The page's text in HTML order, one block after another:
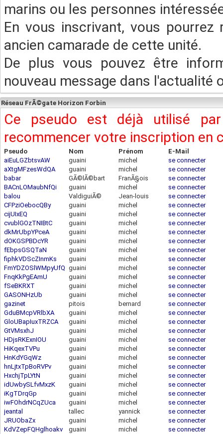
marins ou les personnes
En vous inscrivant, vous
ancien camarade de cette unité.
De plus vous pouvez être
nouveau message dans l'actualité
Réseau FrÃ©gate Horizon Forbin
Ce pseudo est déjà utilisé
recommencer votre inscription en
Pseudo Nom Prénom
E-Mail
aiEuLGZbtsvAW
guaini michel
se connecter
aXtgMFzesWdQA
guaini michel
se connecter
babar
GÃ©lÃ©bart FranÃ§ois
se connecter
BACnLOMaubNfQi
guaini michel
se connecter
balou
ValdiguiÃ© Jean-louis
se connecter
CFPziOebocQBy
guaini michel
se connecter
cijUIxEQ
guaini michel
se connecter
cvublGOzTNIBtC
guaini michel
se connecter
dkMrUbpYPceA
guaini michel
se connecter
dOKGSPBDcYR
guaini michel
se connecter
fEbpsGSQTaN
guaini michel
se connecter
fiphkVDScZInmKs
guaini michel
se connecter
FmYDZOSlWMpyUfQ guaini michel
se connecter
FnqKkPgEAmU
guaini michel
se connecter
fSeBKRXT
guaini michel
se connecter
GASONHzUb
guaini michel
se connecter
gazinet
pitois bernard
se connecter
GduBMcpVRlbXA
guaini michel
se connecter
GloUBapIuxTRZCA
guaini michel
se connecter
GtVMsxhJ
guaini michel
se connecter
HDjsRKExnIOU
guaini michel
se connecter
HiKqexTVPu
guaini michel
se connecter
HnKdYGqWz
guaini michel
se connecter
hnLjtxTpBoRVPv
guaini michel
se connecter
HxchjTpLYtN
guaini michel
se connecter
idUwbySLfvMxzK
guaini michel
se connecter
iKgTDrqGp
guaini michel
se connecter
iwFOhdrNCqZUca
guaini michel
se connecter
jeantal
tallec yannick
se connecter
JRUObaZx
guaini michel
se connecter
KdVZepFQHglhoakv
guaini michel
se connecter